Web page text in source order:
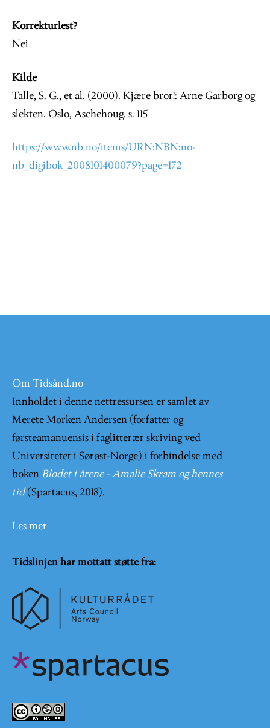
Korrekturlest?
Nei
Kilde
Talle, S. G., et al. (2000). Kjære bror!: Arne Garborg og
slekten. Oslo, Aschehoug. s. 115
https://www.nb.no/items/URN:NBN:no-
nb_digibok_2008101400079?page=172
Om Tidsånd.no
Innholdet i denne nettressursen er samlet av
Merete Morken Andersen (forfatter og
førsteamanuensis i faglitterær skriving ved
Universitetet i Sørøst-Norge) i forbindelse med
boken Blodet i årene - Amalie Skram og hennes
tid (Spartacus, 2018).
Les mer
Tidslinjen har mottatt støtte fra: